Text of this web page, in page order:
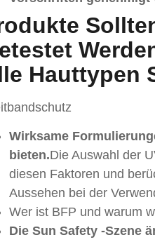
Hauttypen
Wirksame
bieten.Die Auswahl der
diesen Faktoren und
Aussehen bei der
Wer ist BFP und warum
Die Sun Safety -Szene